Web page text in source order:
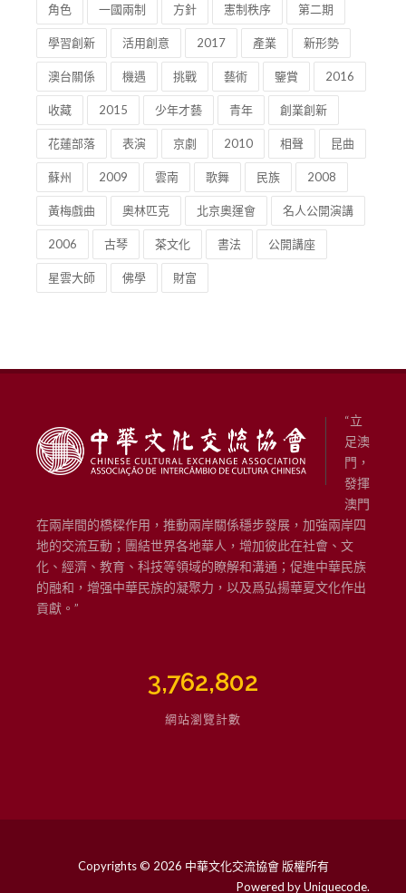
角色 一國兩制 方針 憲制秩序 第二期
學習創新 活用創意 2017 產業 新形勢
澳台關係 機遇 挑戰 藝術 鑒賞 2016
收藏 2015 少年才藝 青年 創業創新
花蓮部落 表演 京劇 2010 相聲 昆曲
蘇州 2009 雲南 歌舞 民族 2008
黃梅戲曲 奧林匹克 北京奧運會 名人公開演講
2006 古琴 茶文化 書法 公開講座
星雲大師 佛學 財富
“立
足澳
門，
發揮
澳門
在兩岸間的橋樑作用，推動兩岸關係穩步發展，加強兩岸四
地的交流互動；團結世界各地華人，增加彼此在社會、文
化、經濟、教育、科技等領域的瞭解和溝通；促進中華民族
的融和，增强中華民族的凝聚力，以及爲弘揚華夏文化作出
貢獻。”
3,762,802
網站瀏覽計數
Copyrights © 2026 中華文化交流協會 版權所有
Powered byUniquecode.